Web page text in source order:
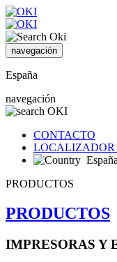
navegación
España
navegación
CONTACTO
LOCALIZADOR
España
PRODUCTOS
PRODUCTOS
IMPRESORAS Y